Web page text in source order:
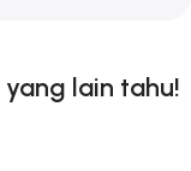
lain tahu!